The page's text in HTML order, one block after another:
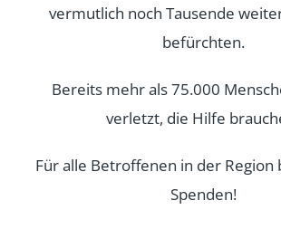
vermutlich noch Tausende
befürchten.
Bereits mehr als 75.000
verletzt, die Hilfe
Für alle Betroffenen in der
Spenden!